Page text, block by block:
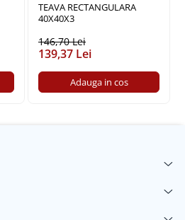
TEAVA RECTANGULARA
40X40X3
146,70 Lei
139,37 Lei
Adauga in cos